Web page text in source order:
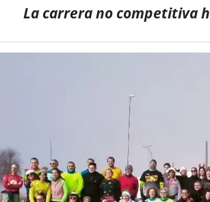
La carrera no competitiva